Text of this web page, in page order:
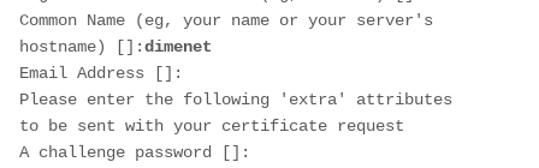
Common Name (eg, your name or your server's
hostname) []:dimenet
Email Address []:
Please enter the following 'extra' attributes
to be sent with your certificate request
A challenge password []: